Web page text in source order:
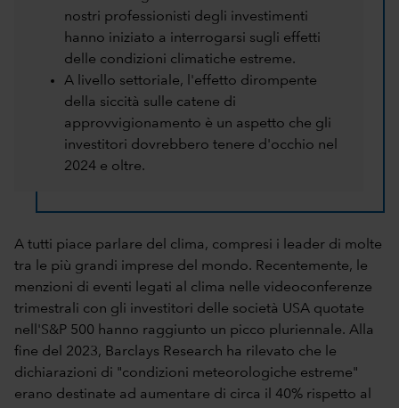
nostri professionisti degli investimenti
hanno iniziato a interrogarsi sugli effetti
delle condizioni climatiche estreme.
A livello settoriale, l'effetto dirompente
della siccità sulle catene di
approvvigionamento è un aspetto che gli
investitori dovrebbero tenere d'occhio nel
2024 e oltre.
A tutti piace parlare del clima, compresi i leader di molte
tra le più grandi imprese del mondo. Recentemente, le
menzioni di eventi legati al clima nelle videoconferenze
trimestrali con gli investitori delle società USA quotate
nell'S&P 500 hanno raggiunto un picco pluriennale. Alla
fine del 2023, Barclays Research ha rilevato che le
dichiarazioni di "condizioni meteorologiche estreme"
erano destinate ad aumentare di circa il 40% rispetto al